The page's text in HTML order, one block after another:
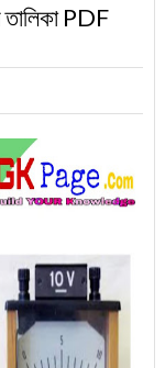
তালিকা PDF